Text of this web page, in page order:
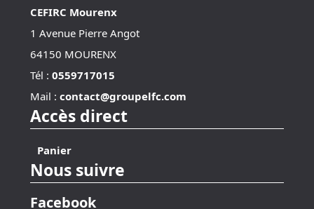
CEFIRC Mourenx
1 Avenue Pierre Angot
64150 MOURENX
Tél : 0559717015
Mail : contact@groupelfc.com
Accès direct
Panier
Nous suivre
Facebook